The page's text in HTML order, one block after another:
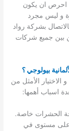
احرص ان يكون
و ليس مجرد
بشركة رواد
بين جميع شركات
بيولوجي ؟
الاختيار الأمثل من
اسباب أهمها:
الحشرات خاصة.
مستوى في